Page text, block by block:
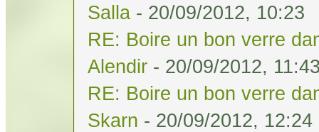
Salla - 20/09/2012, 10:23
RE: Boire un bon verre
Alendir - 20/09/2012,
RE: Boire un bon verre
Skarn - 20/09/2012, 12:24